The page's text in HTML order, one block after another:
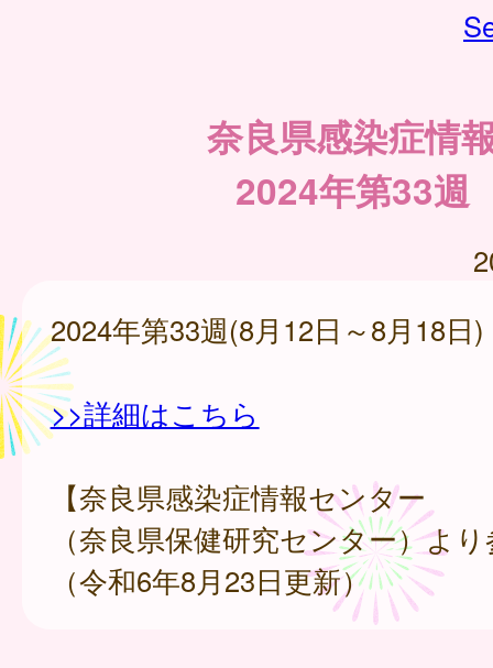
奈良県感染症情
2024年第33週
2024年第33週(8月12日～8月18日)
>>詳細はこちら
【奈良県感染症情報センター
（奈良県保健研究センター）よ
（令和6年8月23日更新）